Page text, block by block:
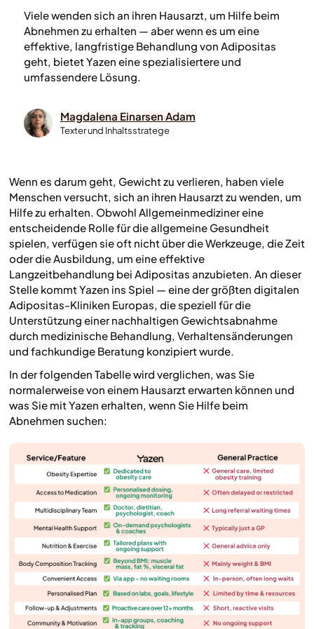
Viele wenden sich an ihren Hausarzt, um Hilfe beim
Abnehmen zu erhalten — aber wenn es um eine
effektive, langfristige Behandlung von Adipositas
geht, bietet Yazen eine spezialisiertere und
umfassendere Lösung.
Magdalena Einarsen Adam
Texter und Inhaltsstratege
Wenn es darum geht, Gewicht zu verlieren, haben viele
Menschen versucht, sich an ihren Hausarzt zu wenden, um
Hilfe zu erhalten. Obwohl Allgemeinmediziner eine
entscheidende Rolle für die allgemeine Gesundheit
spielen, verfügen sie oft nicht über die Werkzeuge, die Zeit
oder die Ausbildung, um eine effektive
Langzeitbehandlung bei Adipositas anzubieten. An dieser
Stelle kommt Yazen ins Spiel — eine der größten digitalen
Adipositas-Kliniken Europas, die speziell für die
Unterstützung einer nachhaltigen Gewichtsabnahme
durch medizinische Behandlung, Verhaltensänderungen
und fachkundige Beratung konzipiert wurde.
In der folgenden Tabelle wird verglichen, was Sie
normalerweise von einem Hausarzt erwarten können und
was Sie mit Yazen erhalten, wenn Sie Hilfe beim
Abnehmen suchen: